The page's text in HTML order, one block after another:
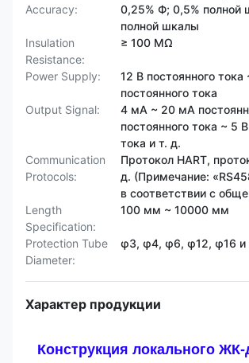
Accuracy:
0,25% Ф; 0,5% полной
полной шкалы
Insulation
Resistance:
≥ 100 МΩ
Power Supply:
12 В постоянного тока
постоянного тока
Output Signal:
4 мА ~ 20 мА
постоянного тока ~ 5
тока и т. д.
Communication
Protocols:
Протокол HART,
д. (Примечание:
в соответствии с
Length
Specification:
100 мм ~ 10000 мм
Protection Tube
Diameter:
φ3, φ4, φ6, φ12, φ16 и
Характер продукции
Конструкция локального ЖК-